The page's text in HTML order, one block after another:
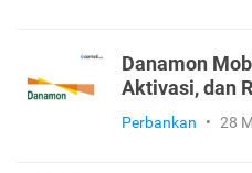
Danamon
Aktivasi, dan
Perbankan • 28